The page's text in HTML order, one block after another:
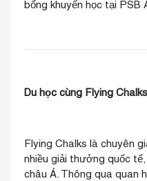
bổng khuyến học tại PSB
Du học cùng Flying
Flying Chalks là chuyên
nhiều giải thưởng quốc
châu Á. Thông qua quan